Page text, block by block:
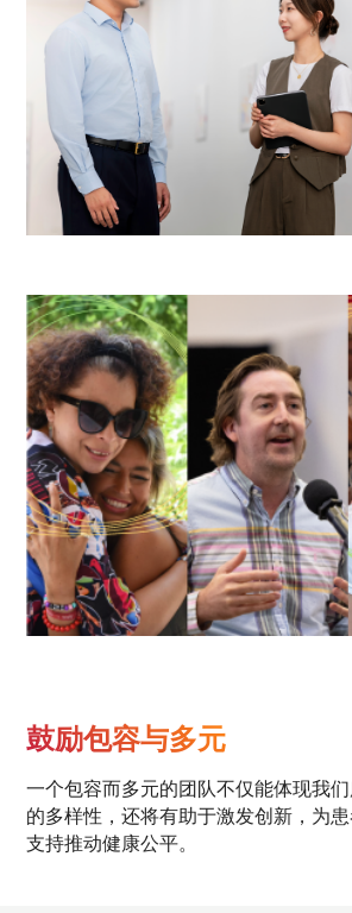
鼓励包容与多元
一个包容而多元的团队不仅能体现我
的多样性，还将有助于激发创新，为
支持推动健康公平。